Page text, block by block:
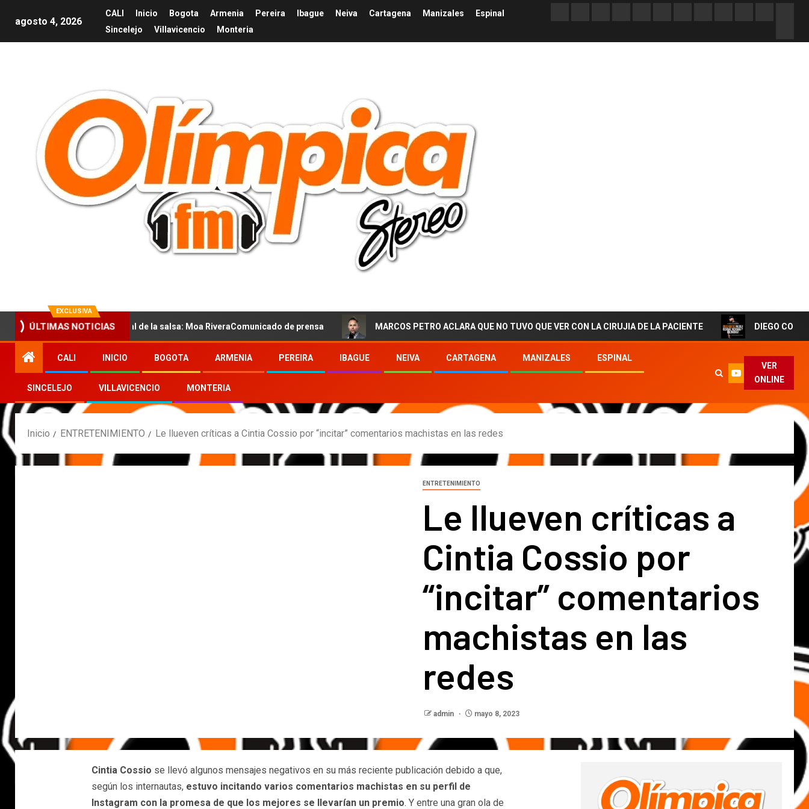
agosto 4, 2026
CALI Inicio Bogota Armenia Pereira Ibague Neiva Cartagena Manizales
Espinal
Sincelejo
Villavicencio Monteria
EXCLUSIVA
ÚLTIMAS NOTICIAS
la nueva voz sensual de la salsa: Moa RiveraComunicado de prensa MARCOS PETRO ACLARA QUE NO TUVO QUE VER CON LA CIRUJIA DE LA PACIENTE DIEGO CORTES El
CALI INICIO BOGOTA ARMENIA PEREIRA IBAGUE NEIVA CARTAGENA MANIZALES ESPINAL
SINCELEJO VILLAVICENCIO MONTERIA
VER
ONLINE
Inicio ENTRETENIMIENTO Le llueven críticas a Cintia Cossio por “incitar” comentarios machistas en las redes
ENTRETENIMIENTO
Le llueven críticas a
Cintia Cossio por
“incitar” comentarios
machistas en las
redes
admin mayo 8, 2023
Cintia Cossio se llevó algunos mensajes negativos en su más reciente publicación debido a que,
según los internautas, estuvo incitando varios comentarios machistas en su perfil de
Instagram con la promesa de que los mejores se llevarían un premio. Y entre una gran ola de